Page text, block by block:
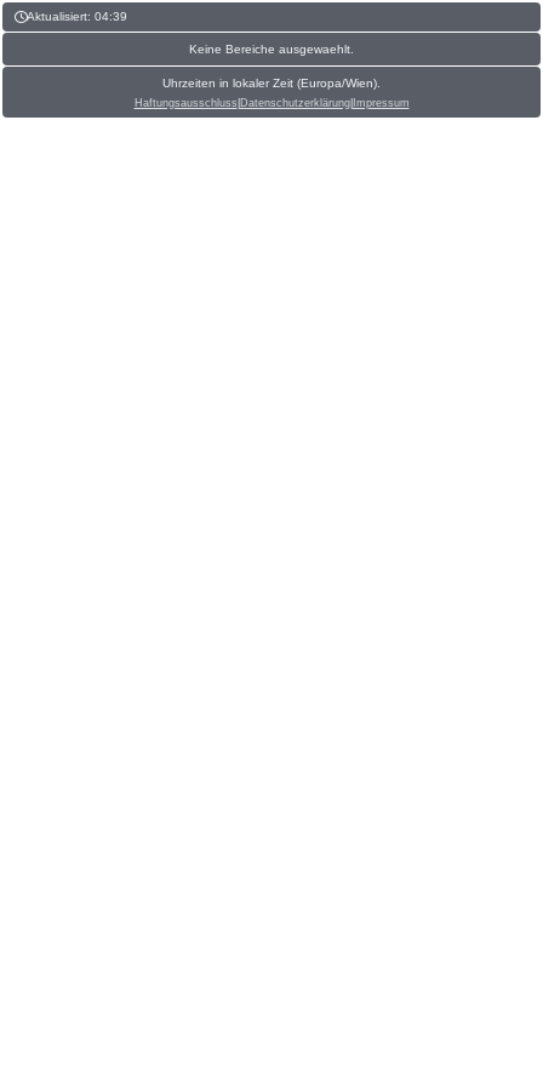
Aktualisiert: 04:39
Keine Bereiche ausgewaehlt.
Uhrzeiten in lokaler Zeit (Europa/Wien).
Haftungsausschluss|Datenschutzerklärung|Impressum